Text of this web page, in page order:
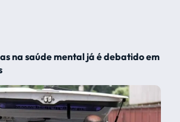
na saúde mental já é debatido em